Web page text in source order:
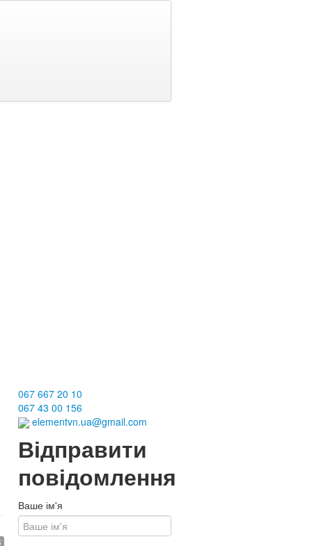
067 667 20 10
067 43 00 156
elementvn.ua@gmail.com
Відправити
повідомлення
Ваше ім'я